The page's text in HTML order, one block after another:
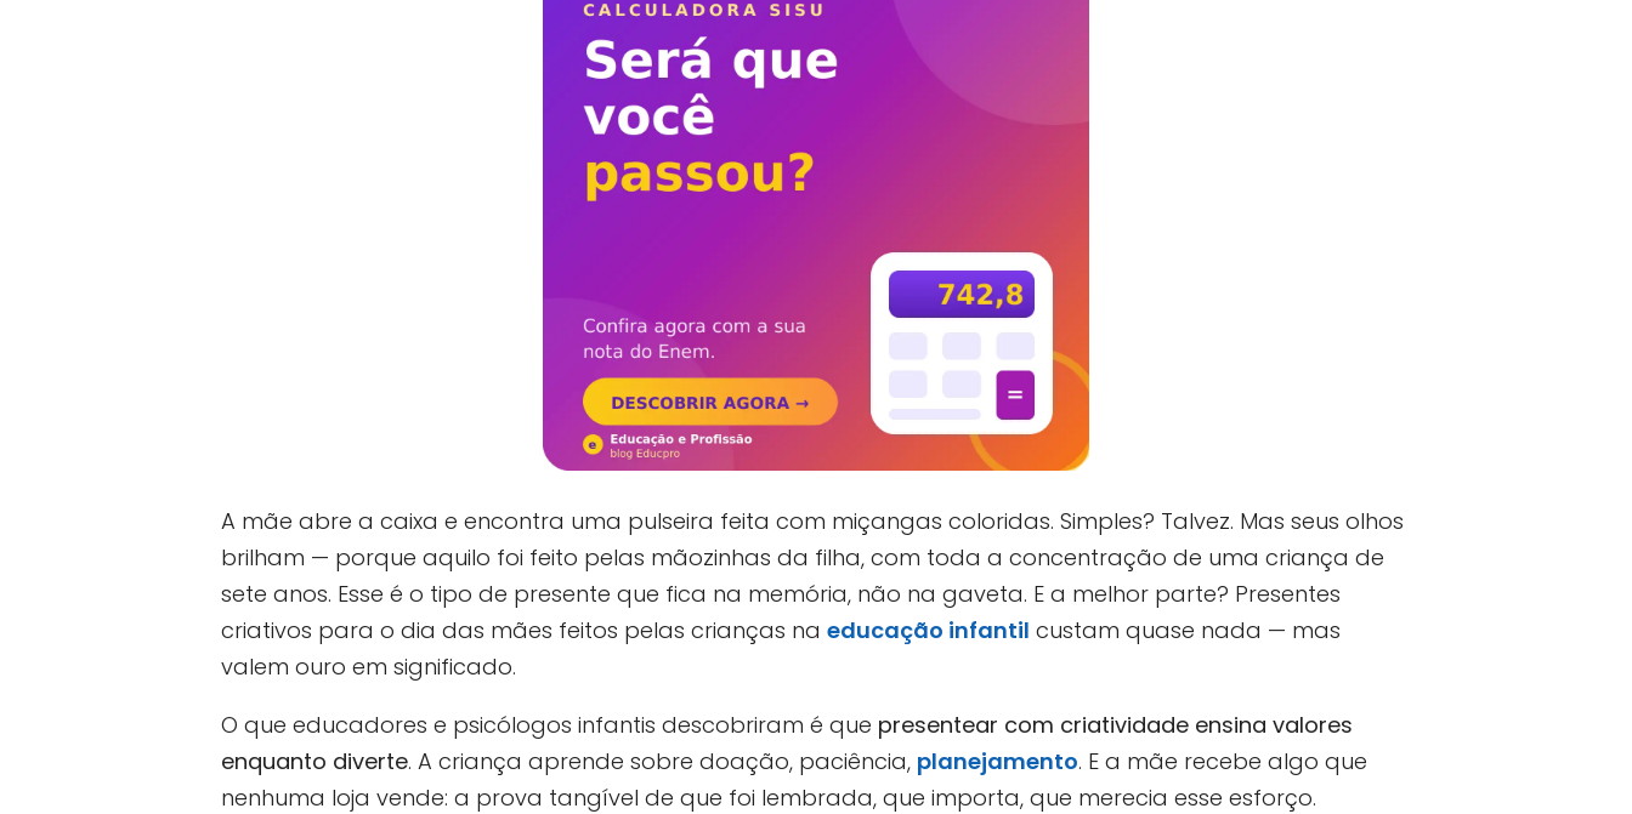
A mãe abre a caixa e encontra uma pulseira feita com miçangas coloridas. Simples? Talvez. Mas seus olhos
brilham — porque aquilo foi feito pelas mãozinhas da filha, com toda a concentração de uma criança de
sete anos. Esse é o tipo de presente que fica na memória, não na gaveta. E a melhor parte? Presentes
criativos para o dia das mães feitos pelas crianças na educação infantil custam quase nada — mas
valem ouro em significado.
O que educadores e psicólogos infantis descobriram é que presentear com criatividade ensina valores
enquanto diverte. A criança aprende sobre doação, paciência, planejamento. E a mãe recebe algo que
nenhuma loja vende: a prova tangível de que foi lembrada, que importa, que merecia esse esforço.